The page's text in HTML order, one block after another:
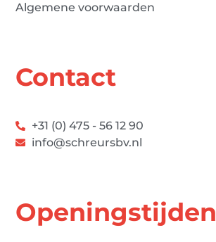
Algemene voorwaarden
Contact
+31 (0) 475 - 56 12 90
info@schreursbv.nl
Openingstijden